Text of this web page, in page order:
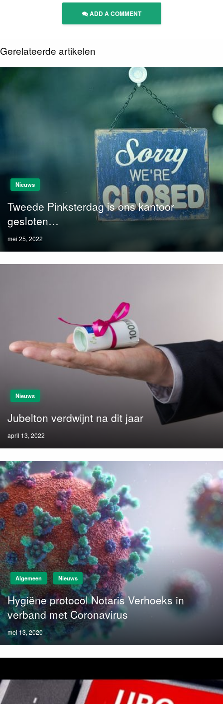
ADD A COMMENT
Gerelateerde artikelen
Nieuws
Tweede Pinksterdag is ons kantoor
gesloten…
Posted
on
mei 25, 2022
Nieuws
Jubelton verdwijnt na dit jaar
Posted
on
april 13, 2022
Algemeen Nieuws
Hygiëne protocol Notaris Verhoeks in
verband met Coronavirus
Posted
on
mei 13, 2020